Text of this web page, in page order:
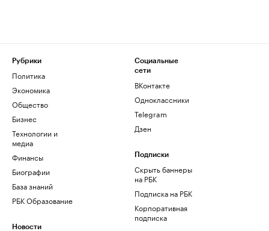
Рубрики
Политика
Экономика
Общество
Бизнес
Технологии и
медиа
Финансы
Биографии
База знаний
РБК Образование
Новости
Социальные
сети
ВКонтакте
Одноклассники
Telegram
Дзен
Подписки
Скрыть баннеры
на РБК
Подписка на РБК
Корпоративная
подписка